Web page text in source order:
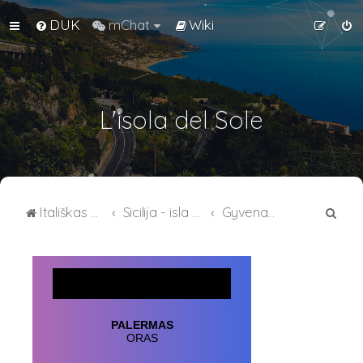
DUK mChat Wiki
L'isola del Sole
Itališkas RPG forumas